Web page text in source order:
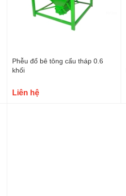
Phễu đổ bê tông cẩu tháp 0.6
khối
Liên hệ